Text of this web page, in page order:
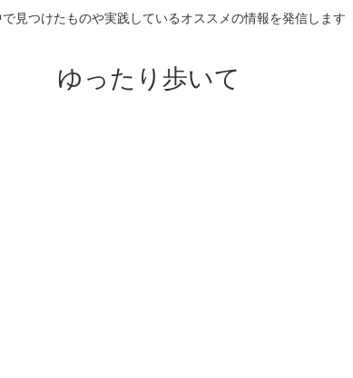
で見つけたものや実践しているオススメの情報を発信します
ゆったり歩いて